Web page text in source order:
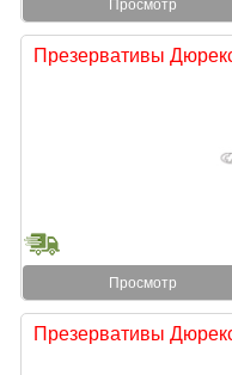
Просмотр
Презервативы
Просмотр
Презервативы